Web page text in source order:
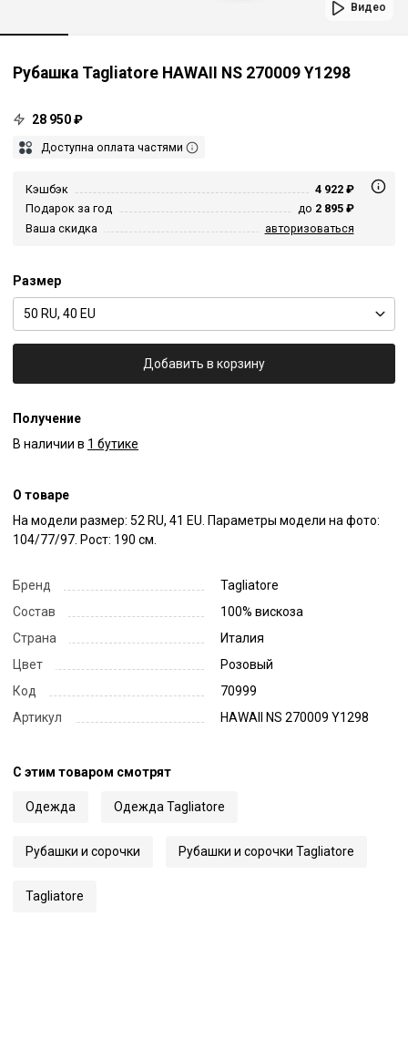
Видео
Рубашка Tagliatore HAWAII NS 270009 Y1298
28 950 ₽
Доступна оплата частями
Кэшбэк
4 922 ₽
Подарок за год
до 2 895 ₽
Ваша скидка
авторизоваться
Размер
50 RU, 40 EU
Добавить в корзину
Получение
В наличии в 1 бутике
О товаре
На модели размер: 52 RU, 41 EU. Параметры модели на фото:
104/77/97. Рост: 190 см.
Бренд
Tagliatore
Состав
100% вискоза
Страна
Италия
Цвет
Розовый
Код
70999
Артикул
HAWAII NS 270009 Y1298
С этим товаром смотрят
Одежда Одежда Tagliatore
Рубашки и сорочки Рубашки и сорочки Tagliatore
Tagliatore